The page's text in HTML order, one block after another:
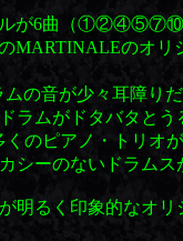
ルが6曲（
MARTINALEのオリ
の音が少々耳障り
ラムがドタバタと
のピアノ・トリオ
シーのないドラムス
明るく印象的なオリ